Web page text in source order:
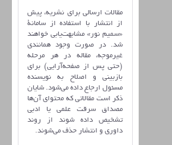
مقالات ارسالی برای نشریه، پیش
از انتشار با استفاده از سامانۀ
«سمیم نور» مشابهت‌یابی خواهند
شد. در صورت وجود همانندی
غیرموجه، مقاله در هر مرحله
(حتی پس از صفحه‌آرایی) برای
بازبینی و اصلاح به نویسنده
مسئول ارجاع داده می‌شود. شایان
ذکر است مقالاتی که محتوای آن‌ها
مصداق سرقت علمی یا ادبی
تشخیص داده شوند از روند
داوری و انتشار حذف می‌شوند.